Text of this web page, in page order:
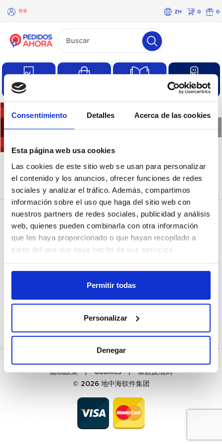
Consentimiento Detalles Acerca de las cookies
Esta página web usa cookies
Las cookies de este sitio web se usan para personalizar
el contenido y los anuncios, ofrecer funciones de redes
sociales y analizar el tráfico. Además, compartimos
información sobre el uso que haga del sitio web con
nuestros partners de redes sociales, publicidad y análisis
web, quienes pueden combinarla con otra información
que les haya proporcionado o que hayan recopilado a
partir del uso que haya hecho de sus servicios.
Permitir todas
Personalizar
Denegar
登录 ZH 0 0
×
登
优惠 产品
❮
没有这一类的产品
我的账户
客户服务
隐私政策 | Cookies |
条款及细则
© 2026 地中海软件集团